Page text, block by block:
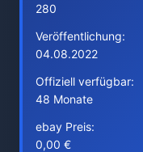
280
Veröffentlichung:
04.08.2022
Offiziell verfügbar:
48 Monate
ebay Preis:
0,00 €